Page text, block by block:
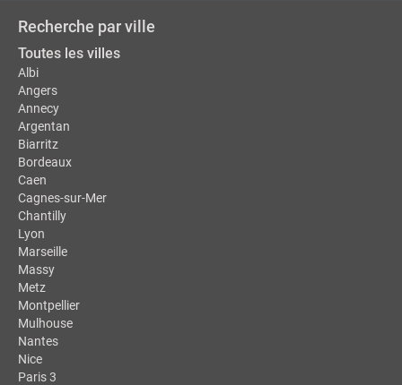
Recherche par ville
Toutes les villes
Albi
Angers
Annecy
Argentan
Biarritz
Bordeaux
Caen
Cagnes-sur-Mer
Chantilly
Lyon
Marseille
Massy
Metz
Montpellier
Mulhouse
Nantes
Nice
Paris 3